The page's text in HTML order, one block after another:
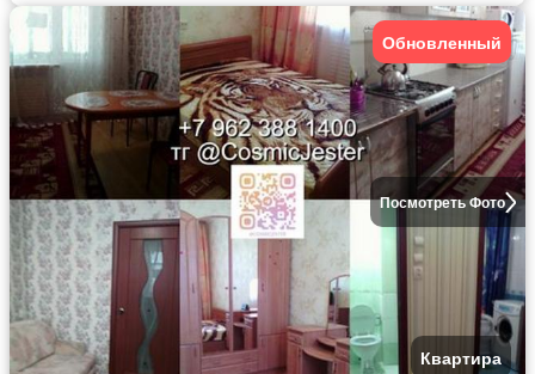
Посмотреть Фото
Обновленный
Квартира